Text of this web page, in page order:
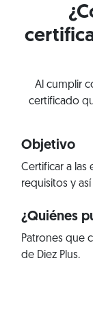
Al cumplir
certificado
Objetivo
Certificar a las
requisitos y
¿Quiénes
Patrones que
de Diez Plus.